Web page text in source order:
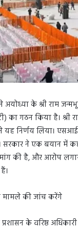
ने अयोध्या के श्री राम
गठन किया है। श्री
यह निर्णय लिया।
सरकार ने एक बयान
की है, और आरोप
मामले की जांच करेंगे
के वरिष्ठ